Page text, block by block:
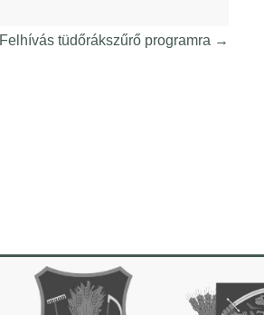
Felhívás tüdőrákszűrő programra →